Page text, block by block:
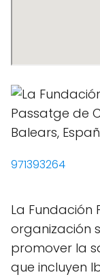
971393264
La Fundación
organización
promover la
que incluyen